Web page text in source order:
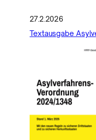
27.2.2026
Textausgabe